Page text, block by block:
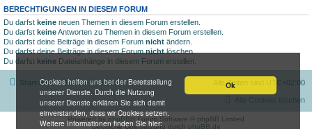
Ok
Cookies helfen uns bei der Bereitstellung
unserer Dienste. Durch die Nutzung
unserer Dienste erklären Sie sich damit
einverstanden, dass wir Cookies setzen.
Weitere Informationen finden Sie hier:
BERECHTIGUNGEN IN DIESEM FORUM
Du darfst keine neuen Themen in diesem Forum erstellen.
Du darfst keineAntworten zu Themen in diesem Forum erstellen.
Du darfst deine Beiträge in diesem Forum nicht ändern.
Du darfst deine Beiträge in diesem Forumnichtlöschen.
Du darfst keine Dateianhänge in diesem Forum erstellen.
Startseite Foren-Übersicht Alle Zeiten sind UTC+02:00
Alle Cookies löschen
Powered by phpBB ® Forum Software © phpBB Limited
Deutsche Übersetzung durch phpBB.de